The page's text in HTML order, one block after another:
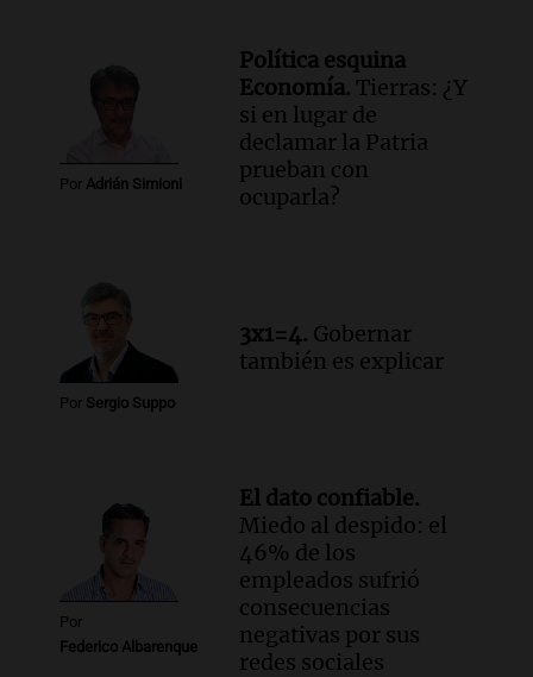
Viva la Radio Rosario
Episodios
Manifestación en Rosario contra
la ley de Propiedad Privada debatida en
el Senado.
Audio.
por la Ley de Tierras: "Construyeron un
relato mentiroso"
Informados al regreso
Episodios
Por Adrián Simioni
Política esquina
Economía. Tierras: ¿Y
si en lugar de
declamar la Patria
prueban con
ocuparla?
Por Sergio Suppo
3x1=4. Gobernar
también es explicar
Por
Federico Albarenque
El dato confiable.
Miedo al despido: el
46% de los
empleados sufrió
consecuencias
negativas por sus
redes sociales